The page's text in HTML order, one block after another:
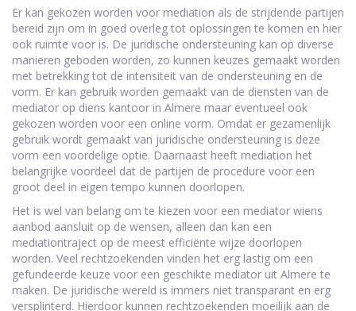
Er kan gekozen worden voor mediation als de strijdende partijen
bereid zijn om in goed overleg tot oplossingen te komen en hier
ook ruimte voor is. De juridische ondersteuning kan op diverse
manieren geboden worden, zo kunnen keuzes gemaakt worden
met betrekking tot de intensiteit van de ondersteuning en de
vorm. Er kan gebruik worden gemaakt van de diensten van de
mediator op diens kantoor in Almere maar eventueel ook
gekozen worden voor een online vorm. Omdat er gezamenlijk
gebruik wordt gemaakt van juridische ondersteuning is deze
vorm een voordelige optie. Daarnaast heeft mediation het
belangrijke voordeel dat de partijen de procedure voor een
groot deel in eigen tempo kunnen doorlopen.
Het is wel van belang om te kiezen voor een mediator wiens
aanbod aansluit op de wensen, alleen dan kan een
mediationtraject op de meest efficiënte wijze doorlopen
worden. Veel rechtzoekenden vinden het erg lastig om een
gefundeerde keuze voor een geschikte mediator uit Almere te
maken. De juridische wereld is immers niet transparant en erg
versplinterd. Hierdoor kunnen rechtzoekenden moeilijk aan de